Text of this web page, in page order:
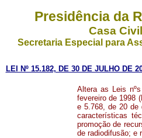
Presidência da
Casa Civil
Secretaria Especial para
LEI Nº 15.182, DE 30 DE JULHO DE
Altera as Leis
fevereiro de 1998
e 5.768, de 20 de
características
promoção de
de radiodifusão; e